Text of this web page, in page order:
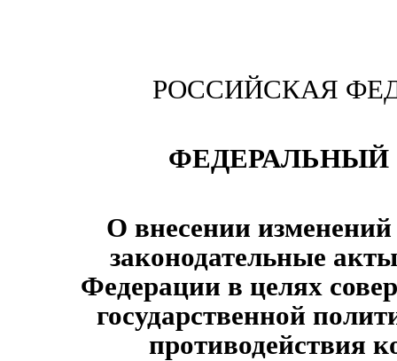
РОССИЙСКАЯ
ФЕДЕРАЛЬНЫЙ
О внесении
законодательные
Федерации в целях
государственной
противодействия